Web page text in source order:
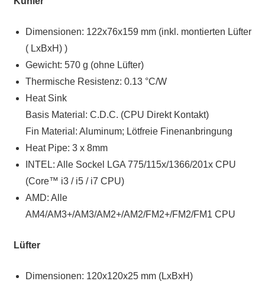
Dimensionen: 122x76x159 mm (inkl. montierten Lüfter
( LxBxH) )
Gewicht: 570 g (ohne Lüfter)
Thermische Resistenz: 0.13 °C/W
Heat Sink
Basis Material: C.D.C. (CPU Direkt Kontakt)
Fin Material: Aluminum; Lötfreie Finenanbringung
Heat Pipe: 3 x 8mm
INTEL: Alle Sockel LGA 775/115x/1366/201x CPU
(Core™ i3 / i5 / i7 CPU)
AMD: Alle
AM4/AM3+/AM3/AM2+/AM2/FM2+/FM2/FM1 CPU
Lüfter
Dimensionen: 120x120x25 mm (LxBxH)